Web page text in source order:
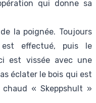
qui donne sa
la poignée. Toujours
est effectué, puis le
est vissée avec une
éclater le bois qui est
« Skeppshult »